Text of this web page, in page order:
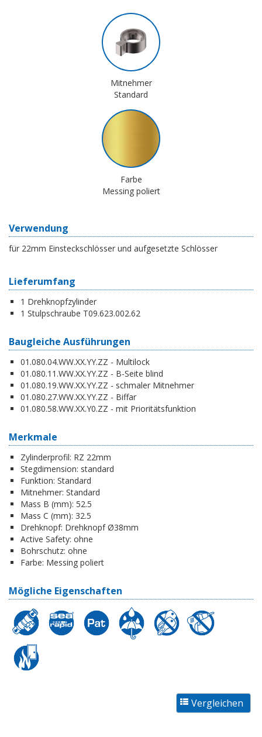
Mitnehmer
Standard
Farbe
Messing poliert
Verwendung
für 22mm Einsteckschlösser und aufgesetzte Schlösser
Lieferumfang
1 Drehknopfzylinder
1 Stulpschraube T09.623.002.62
Baugleiche Ausführungen
01.080.04.WW.XX.YY.ZZ - Multilock
01.080.11.WW.XX.YY.ZZ - B-Seite blind
01.080.19.WW.XX.YY.ZZ - schmaler Mitnehmer
01.080.27.WW.XX.YY.ZZ - Biffar
01.080.58.WW.XX.Y0.ZZ - mit Prioritätsfunktion
Merkmale
Zylinderprofil: RZ 22mm
Stegdimension: standard
Funktion: Standard
Mitnehmer: Standard
Mass B (mm): 52.5
Mass C (mm): 32.5
Drehknopf: Drehknopf Ø38mm
Active Safety: ohne
Bohrschutz: ohne
Farbe: Messing poliert
Mögliche Eigenschaften